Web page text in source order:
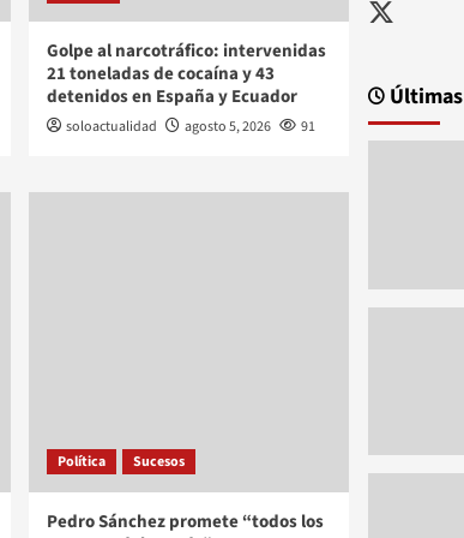
Golpe al narcotráfico: intervenidas
21 toneladas de cocaína y 43
detenidos en España y Ecuador
soloactualidad agosto 5, 2026 91
Política Sucesos
Pedro Sánchez promete “todos los
Twitter
Últimas